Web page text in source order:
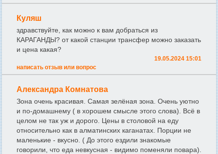
Куляш
здравствуйте, как можно к вам добраться из
КАРАГАНДЫ? от какой станции трансфер можно заказать
и цена какая?
19.05.2024 15:01
написать отзыв или вопрос
Александра Комнатова
Зона очень красивая. Самая зелёная зона. Очень уютно
и по-домашнему ( в хорошем смысле этого слова). Всё в
целом не так уж и дорого. Цены в столовой на еду
относительно как в алматинских каганатах. Порции не
маленькие - вкусно. ( До этого ездили знакомые
говорили, что еда невкусная - видимо поменяли повара).